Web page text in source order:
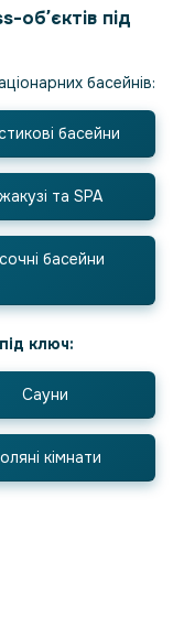
обʼєктів під
басейнів:
басейни
та SPA
басейни
ключ:
Сауни
кімнати